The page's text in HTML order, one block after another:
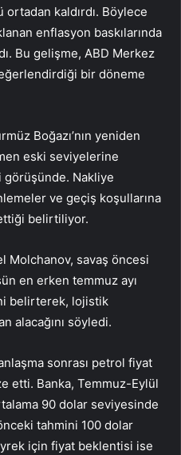
kaldırdı. Böylece
enflasyon baskılarında
Bu gelişme, ABD Merkez
bir döneme
Boğazı’nın yeniden
eski seviyelerine
görüşünde. Nakliye
ve geçiş koşullarına
belirtiliyor.
Molchanov, savaş öncesi
en erken temmuz ayı
belirterek, lojistik
alacağını söyledi.
sonrası petrol fiyat
etti. Banka, Temmuz-Eylül
90 dolar seviyesinde
tahmini 100 dolar
için fiyat beklentisi ise